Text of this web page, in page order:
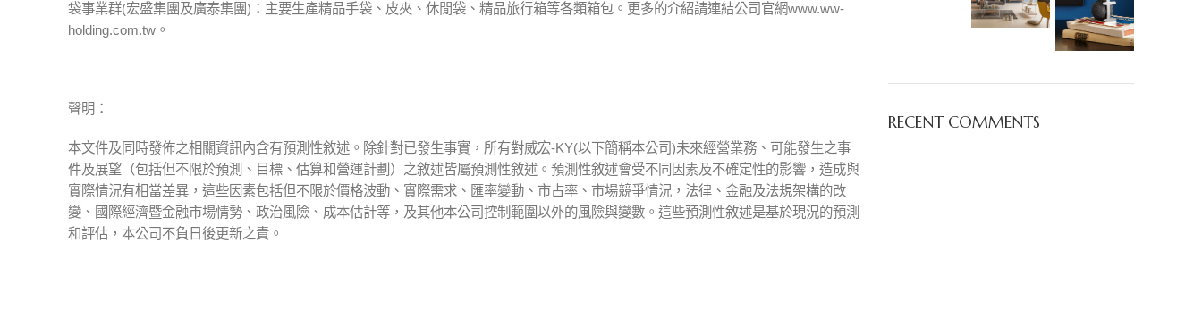
袋事業群(宏盛集團及廣泰集團)：主要生產精品手袋、皮夾、休閒袋、精品旅行箱等各類箱包。更多的介紹請連結公司官網www.ww-
holding.com.tw。
聲明：
本文件及同時發佈之相關資訊內含有預測性敘述。除針對已發生事實，所有對威宏-KY(以下簡稱本公司)未來經營業務、可能發生之事
件及展望（包括但不限於預測、目標、估算和營運計劃）之敘述皆屬預測性敘述。預測性敘述會受不同因素及不確定性的影響，造成與
實際情況有相當差異，這些因素包括但不限於價格波動、實際需求、匯率變動、市占率、市場競爭情況，法律、金融及法規架構的改
變、國際經濟暨金融市場情勢、政治風險、成本估計等，及其他本公司控制範圍以外的風險與變數。這些預測性敘述是基於現況的預測
和評估，本公司不負日後更新之責。
RECENT COMMENTS